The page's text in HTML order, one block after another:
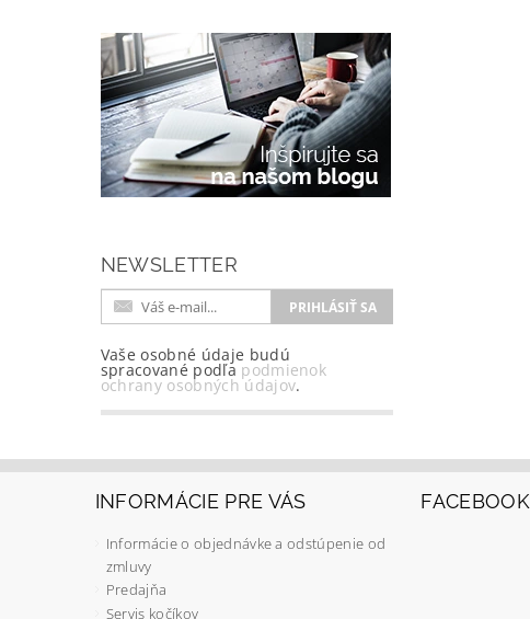
NEWSLETTER
Vaše osobné údaje budú
spracované podľa podmienok
ochrany osobných údajov.
INFORMÁCIE PRE VÁS
Informácie o objednávke a odstúpenie od
zmluvy
Predajňa
Servis kočíkov
FACEBOOK